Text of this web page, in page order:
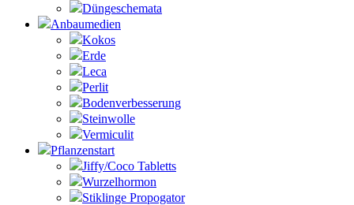
Düngeschemata
Anbaumedien
Kokos
Erde
Leca
Perlit
Bodenverbesserung
Steinwolle
Vermiculit
Pflanzenstart
Jiffy/Coco Tabletts
Wurzelhormon
Stiklinge Propogator